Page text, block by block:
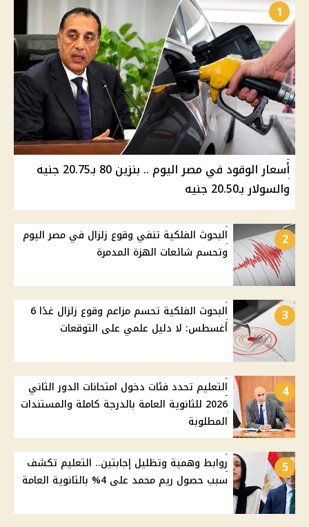
1
أسعار الوقود في مصر اليوم .. بنزين 80 بـ20.75 جنيه
والسولار بـ20.50 جنيه
2
البحوث الفلكية تنفي وقوع زلزال في مصر اليوم
وتحسم شائعات الهزة المدمرة
3
البحوث الفلكية تحسم مزاعم وقوع زلزال غدًا 6
أغسطس: لا دليل علمي على التوقعات
4
التعليم تحدد فئات دخول امتحانات الدور الثاني
2026 للثانوية العامة بالدرجة كاملة والمستندات
المطلوبة
5
روابط وهمية وتظليل إجابتين.. التعليم تكشف
سبب حصول ريم محمد على 4% بالثانوية العامة